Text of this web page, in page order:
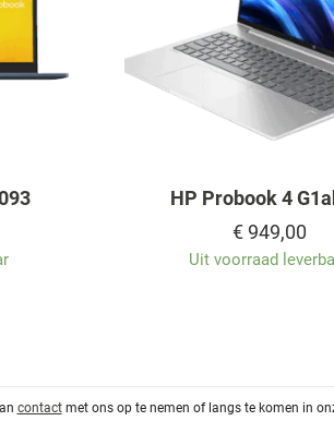
HP Probook 4
€949,00
Uit voorraad
contactmet ons op te nemen of langs te komen in